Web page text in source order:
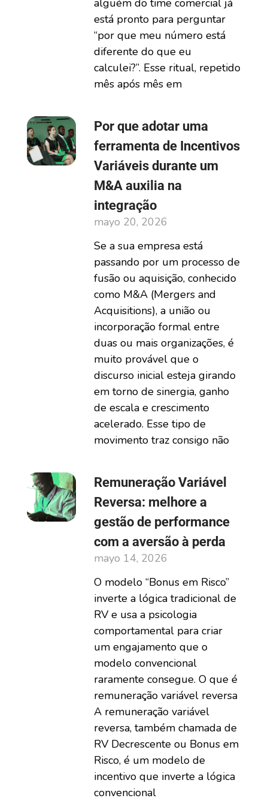
alguém do time comercial já
está pronto para perguntar
“por que meu número está
diferente do que eu
calculei?”. Esse ritual, repetido
mês após mês em
Por que adotar uma
ferramenta de Incentivos
Variáveis durante um
M&A auxilia na
integração
mayo 20, 2026
Se a sua empresa está
passando por um processo de
fusão ou aquisição, conhecido
como M&A (Mergers and
Acquisitions), a união ou
incorporação formal entre
duas ou mais organizações, é
muito provável que o
discurso inicial esteja girando
em torno de sinergia, ganho
de escala e crescimento
acelerado. Esse tipo de
movimento traz consigo não
Remuneração Variável
Reversa: melhore a
gestão de performance
com a aversão à perda
mayo 14, 2026
O modelo “Bonus em Risco”
inverte a lógica tradicional de
RV e usa a psicologia
comportamental para criar
um engajamento que o
modelo convencional
raramente consegue. O que é
remuneração variável reversa
A remuneração variável
reversa, também chamada de
RV Decrescente ou Bonus em
Risco, é um modelo de
incentivo que inverte a lógica
convencional